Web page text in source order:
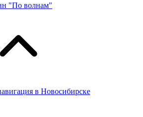
"По волнам"
в Новосибирске